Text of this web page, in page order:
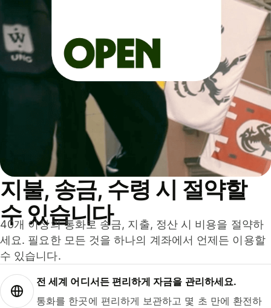
지불, 송금, 수령 시 절약할
수 있습니다
40개 이상의 통화로 송금, 지출, 정산 시 비용을 절약하
세요. 필요한 모든 것을 하나의 계좌에서 언제든 이용할
수 있습니다.
전 세계 어디서든 편리하게 자금을 관리하세요.
통화를 한곳에 편리하게 보관하고 몇 초 만에 환전하